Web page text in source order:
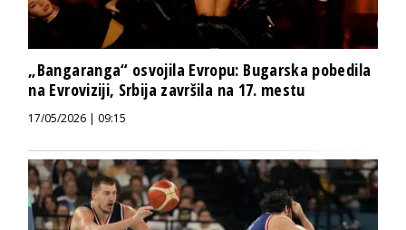
„Bangaranga“ osvojila Evropu: Bugarska pobedila
na Evroviziji, Srbija završila na 17. mestu
17/05/2026 | 09:15